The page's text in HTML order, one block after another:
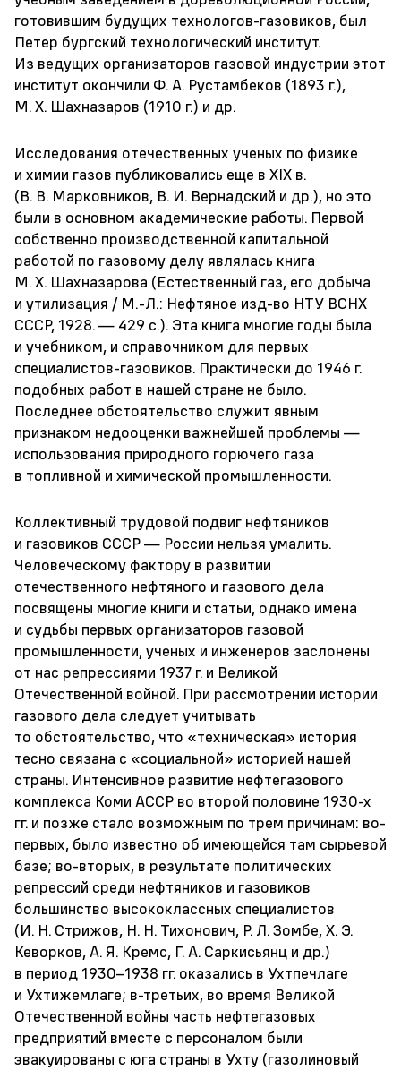
готовившим будущих технологов-газовиков, был
Петер бургский технологический институт.
Из ведущих организаторов газовой индустрии этот
институт окончили Ф. А. Рустамбеков (1893 г.),
М. Х. Шахназаров (1910 г.) и др.
Исследования отечественных ученых по физике
и химии газов публиковались еще в XIX в.
(В. В. Марковников, В. И. Вернадский и др.), но это
были в основном академические работы. Первой
собственно производственной капитальной
работой по газовому делу являлась книга
М. Х. Шахназарова (Естественный газ, его добыча
и утилизация / М.-Л.: Нефтяное изд-во НТУ ВСНХ
СССР, 1928. — 429 с.). Эта книга многие годы была
и учебником, и справочником для первых
специалистов-газовиков. Практически до 1946 г.
подобных работ в нашей стране не было.
Последнее обстоятельство служит явным
признаком недооценки важнейшей проблемы —
использования природного горючего газа
в топливной и химической промышленности.
Коллективный трудовой подвиг нефтяников
и газовиков СССР — России нельзя умалить.
Человеческому фактору в развитии
отечественного нефтяного и газового дела
посвящены многие книги и статьи, однако имена
и судьбы первых организаторов газовой
промышленности, ученых и инженеров заслонены
от нас репрессиями 1937 г. и Великой
Отечественной войной. При рассмотрении истории
газового дела следует учитывать
то обстоятельство, что «техническая» история
тесно связана с «социальной» историей нашей
страны. Интенсивное развитие нефтегазового
комплекса Коми АССР во второй половине 1930-х
гг. и позже стало возможным по трем причинам: во-
первых, было известно об имеющейся там сырьевой
базе; во-вторых, в результате политических
репрессий среди нефтяников и газовиков
большинство высококлассных специалистов
(И. Н. Стрижов, Н. Н. Тихонович, Р. Л. Зомбе, Х. Э.
Кеворков, А. Я. Кремс, Г. А. Саркисьянц и др.)
в период 1930–1938 гг. оказались в Ухтпечлаге
и Ухтижемлаге; в-третьих, во время Великой
Отечественной войны часть нефтегазовых
предприятий вместе с персоналом были
эвакуированы с юга страны в Ухту (газолиновый